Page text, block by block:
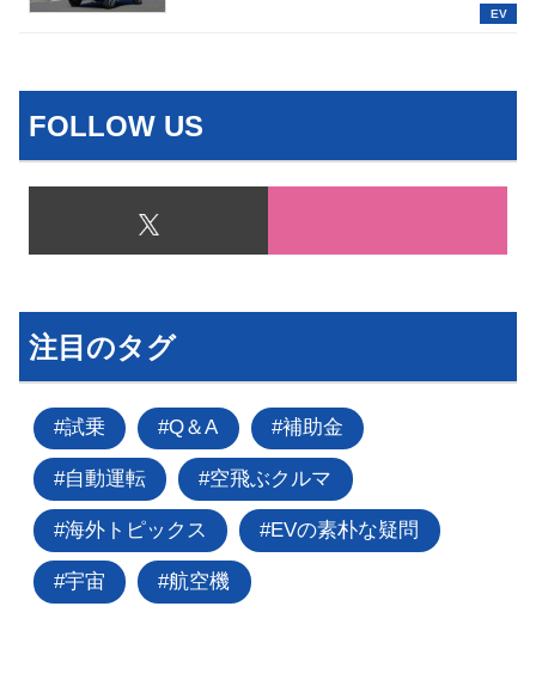
FOLLOW US
注目のタグ
試乗 Q＆A 補助金
自動運転 空飛ぶクルマ
海外トピックス EVの素朴な疑問
宇宙 航空機